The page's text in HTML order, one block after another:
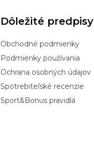
Dôležité predpisy
Obchodné podmienky
Podmienky používania
Ochrana osobných údajov
Spotrebiteľské recenzie
Sport&Bonus pravidlá